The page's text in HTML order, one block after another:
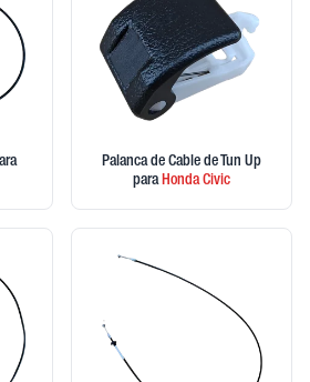
Palanca de Cable de Tun Up
paraHondaCivic